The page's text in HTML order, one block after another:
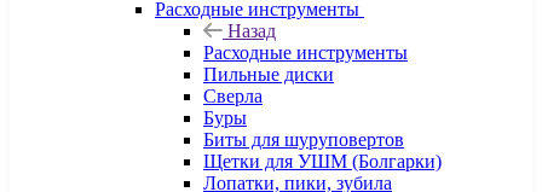
Расходные инструменты
Назад
Расходные инструменты
Пильные диски
Сверла
Буры
Биты для шуруповертов
Щетки для УШМ (Болгарки)
Лопатки, пики, зубила